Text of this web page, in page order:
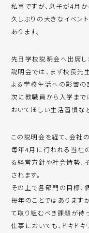
私事ですが、息子が4月か
久しぶりの大きなイベン
あります。
先日学校説明会へ出席し
説明会では、まず校長先
よる学校生活への影響の
次に教職員から入学まで
おいてほしい生活習慣な
この説明会を経て、会社
毎年4月に行われる当社
る経営方針や社会情勢、
されます。
その上で各部門の目標、
毎年のことではあります
て取り組むべき課題が待
仕事においても、ドキド